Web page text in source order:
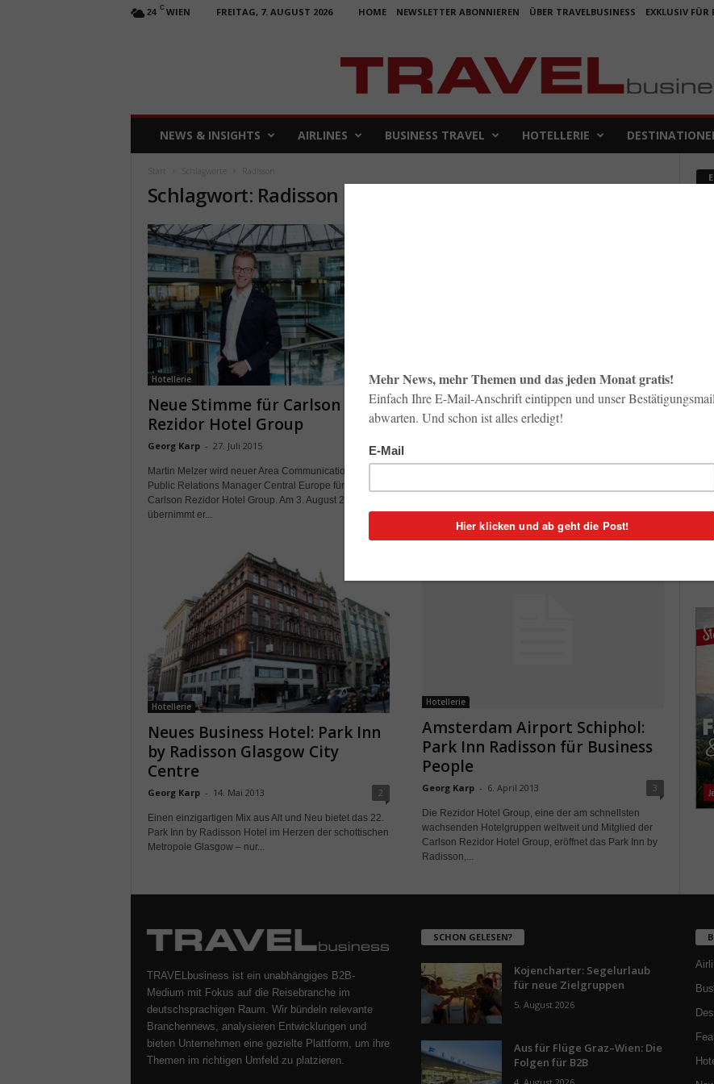
24 C WIEN FREITAG, 7. AUGUST 2026 HOME NEWSLETTER ABONNIEREN ÜBER TRAVELBUSINESS EXKLUSIV FÜR
A
NEWS & INSIGHTS AIRLINES BUSINESS TRAVEL HOTELLERIE
Schlagwort: Radisson
Hotellerie
Neue Stimme für Carlson
Rezidor Hotel Group
Georg Karp - 27. Juli 2015 0
Martin Melzer wird neuer Area Communications &
Public Relations Manager Central Europe für die
Carlson Rezidor Hotel Group. Am 3. August 2015
übernimmt er...
Hotellerie
Mit Radisson Blue Weltreise
gewinnen!
Jetzt können Geschäftsreisende, Touristen und Gäste
gehobenen Segment, beim Online-Wettbewerb unter
dem Motto „Turn Your World Blu“...
Hotellerie
Neues Business Hotel: Park Inn
by Radisson Glasgow City
Centre
Georg Karp - 14. Mai 2013 2
Einen einzigartigen Mix aus Alt und Neu bietet das 22.
Park Inn by Radisson Hotel im Herzen der schottischen
Metropole Glasgow – nur...
Hotellerie
Amsterdam Airport Schiphol:
Park Inn Radisson für Business
People
Georg Karp - 6. April 2013 3
Die Rezidor Hotel Group, eine der am schnellsten
wachsenden Hotelgruppen weltweit und Mitglied der
Carlson Rezidor Hotel Group, eröffnet das Park Inn by
Radisson,...
5.
4.
3.
TRAVELbusiness ist ein unabhängiges B2B-
Medium mit Fokus auf die Reisebranche im
deutschsprachigen Raum. Wir bündeln relevante
Branchennews, analysieren Entwicklungen und
bieten Unternehmen eine gezielte Plattform, um ihre
Themen im richtigen Umfeld zu platzieren.
SCHON GELESEN?
Kojencharter: Segelurlaub
für neue Zielgruppen
5. August 2026
Aus für Flüge Graz–Wien: Die
Folgen für B2B